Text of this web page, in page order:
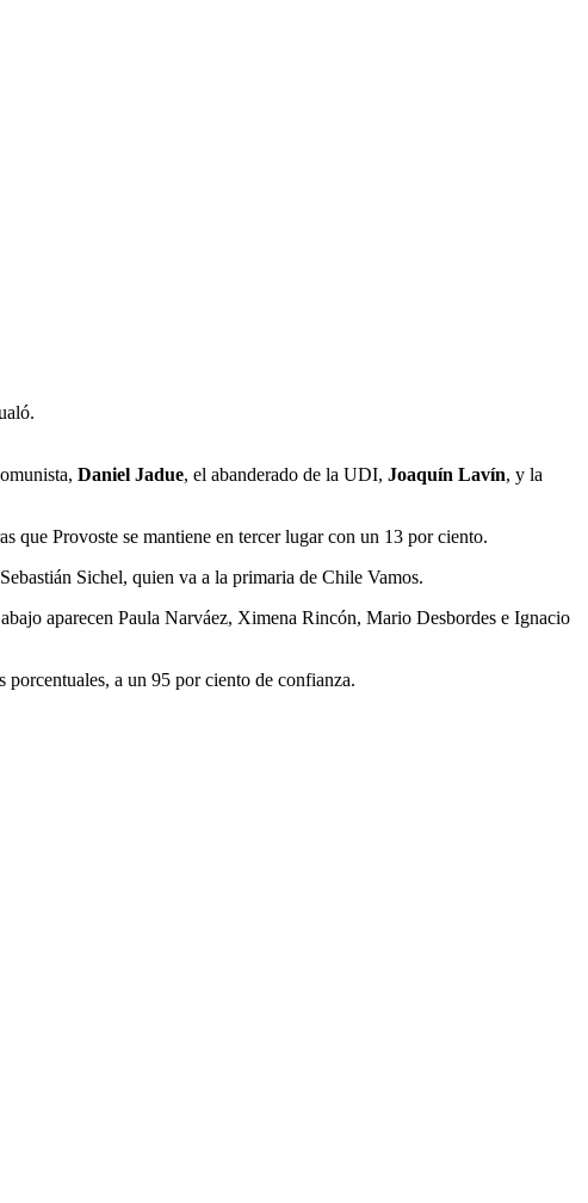
Daniel Jadue, el abanderado de la UDI, Joaquín Lavín, y la
que Provoste se mantiene en tercer lugar con un 13 por ciento.
Sichel, quien va a la primaria de Chile Vamos.
aparecen Paula Narváez, Ximena Rincón, Mario Desbordes e Ignacio
a un 95 por ciento de confianza.